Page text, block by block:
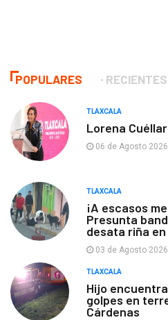
POPULARES RECIENTES
TLAXCALA
Lorena
06 de Agosto 2026
TLAXCALA
¡A escasos
Presunta
desata riña
03 de Agosto 2026
TLAXCALA
Hijo
golpes en
Cárdenas